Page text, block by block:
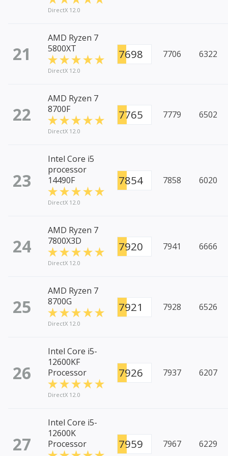
DirectX 12.0
21
AMD Ryzen 7
5800XT
DirectX 12.0
7698 7706 6322
22
AMD Ryzen 7
8700F
DirectX 12.0
7765 7779 6502
23
Intel Core i5
processor
14490F
DirectX 12.0
7854 7858 6020
24
AMD Ryzen 7
7800X3D
DirectX 12.0
7920 7941 6666
25
AMD Ryzen 7
8700G
DirectX 12.0
7921 7928 6526
26
Intel Core i5-
12600KF
Processor
DirectX 12.0
7926 7937 6207
27
Intel Core i5-
12600K
Processor
7959 7967 6229